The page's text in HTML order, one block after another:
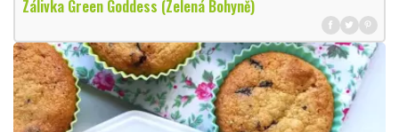
Zálivka Green Goddess (Zelená Bohyně)